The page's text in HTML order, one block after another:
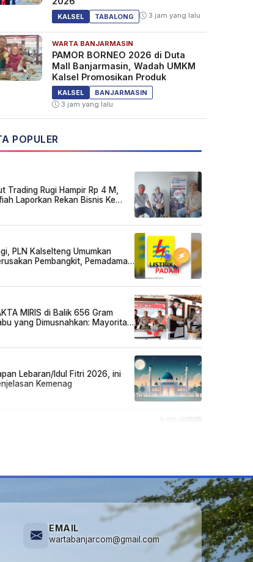
KALSEL TABALONG 3 jam yang lalu
WARTA BANJARMASIN
PAMOR BORNEO 2026 di Duta
Mall Banjarmasin, Wadah UMKM
Kalsel Promosikan Produk
KALSEL
BANJARMASIN
3 jam yang lalu
POPULER
Trading Rugi Hampir Rp 4 M,
Laporkan Rekan Bisnis Ke
PLN Kalselteng Umumkan
Pembangkit, Pemadaman
MIRIS di Balik 656 Gram
yang Dimusnahkan: Mayoritas
Lebaran/Idul Fitri 2026, ini
Kemenag
EMAIL
wartabanjarcom@gmail.com